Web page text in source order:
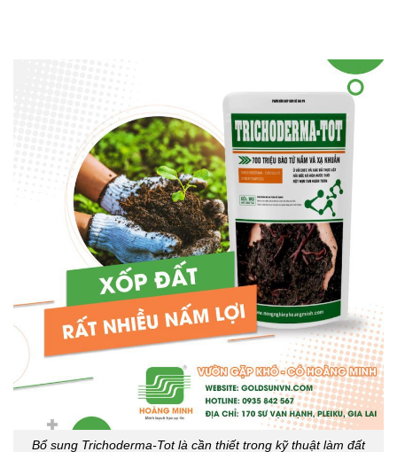
Bổ sung Trichoderma-Tot là cần thiết trong kỹ thuật làm đất